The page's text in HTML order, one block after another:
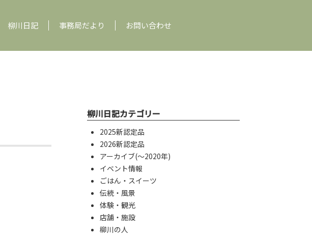
柳川日記 事務局だより お問い合わせ
柳川日記カテゴリー
2025新認定品
2026新認定品
アーカイブ(〜2020年)
イベント情報
ごはん・スイーツ
伝統・風景
体験・観光
店舗・施設
柳川の人